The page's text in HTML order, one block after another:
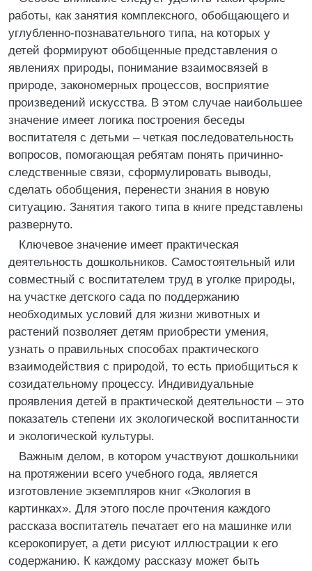
работы, как занятия комплексного, обобщающего и
углубленно-познавательного типа, на которых у
детей формируют обобщенные представления о
явлениях природы, понимание взаимосвязей в
природе, закономерных процессов, восприятие
произведений искусства. В этом случае наибольшее
значение имеет логика построения беседы
воспитателя с детьми – четкая последовательность
вопросов, помогающая ребятам понять причинно-
следственные связи, сформулировать выводы,
сделать обобщения, перенести знания в новую
ситуацию. Занятия такого типа в книге представлены
развернуто.
Ключевое значение имеет практическая
деятельность дошкольников. Самостоятельный или
совместный с воспитателем труд в уголке природы,
на участке детского сада по поддержанию
необходимых условий для жизни животных и
растений позволяет детям приобрести умения,
узнать о правильных способах практического
взаимодействия с природой, то есть приобщиться к
созидательному процессу. Индивидуальные
проявления детей в практической деятельности – это
показатель степени их экологической воспитанности
и экологической культуры.
Важным делом, в котором участвуют дошкольники
на протяжении всего учебного года, является
изготовление экземпляров книг «Экология в
картинках». Для этого после прочтения каждого
рассказа воспитатель печатает его на машинке или
ксерокопирует, а дети рисуют иллюстрации к его
содержанию. К каждому рассказу может быть